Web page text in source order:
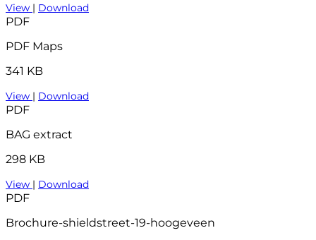
View | Download
PDF
PDF Maps
341 KB
View | Download
PDF
BAG extract
298 KB
View | Download
PDF
Brochure-shieldstreet-19-hoogeveen